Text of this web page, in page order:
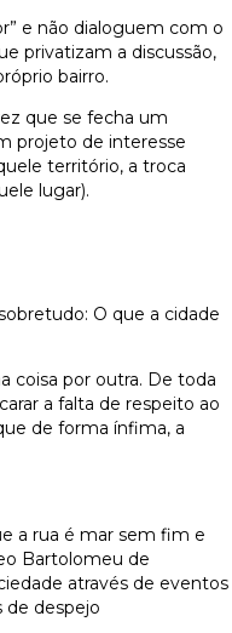
e não dialoguem com o
privatizam a discussão,
bairro.
que se fecha um
projeto de interesse
território, a troca
lugar).
O que a cidade
coisa por outra. De toda
a falta de respeito ao
de forma ínfima, a
a rua é mar sem fim e
Bartolomeu de
através de eventos
de despejo